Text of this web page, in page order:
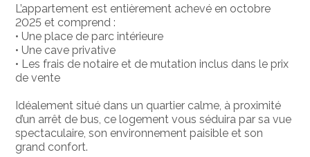
L’appartement est entièrement achevé en octobre
2025 et comprend :
• Une place de parc intérieure
• Une cave privative
• Les frais de notaire et de mutation inclus dans le prix
de vente
Idéalement situé dans un quartier calme, à proximité
d’un arrêt de bus, ce logement vous séduira par sa vue
spectaculaire, son environnement paisible et son
grand confort.